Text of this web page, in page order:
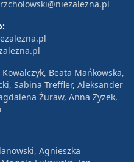
Beata Mańkowska,
Sabina Treffler, Aleksander
Żuraw, Anna Zyzek,
Agnieszka